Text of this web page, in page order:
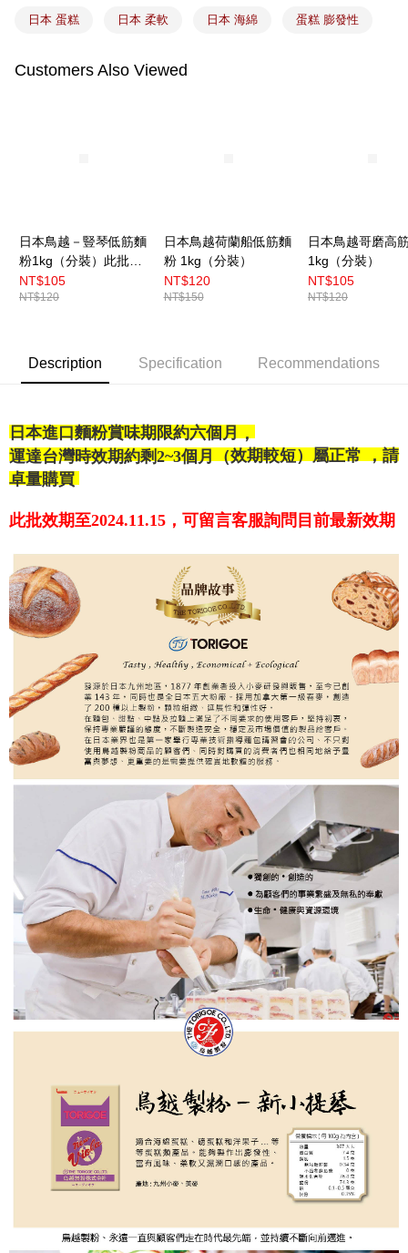
日本 蛋糕 日本 柔軟 日本 海綿 蛋糕 膨發性
Customers Also Viewed
日本鳥越－豎琴低筋麵
粉1kg（分裝）此批效
期至：2026.08.24
NT$105
NT$120
日本鳥越荷蘭船低筋麵
粉 1kg（分裝）
NT$120
NT$150
日本鳥越哥磨高
1kg（分裝）
NT$105
NT$120
Description Specification Recommendations
日本進口麵粉賞味期限約六個月
，
運達台灣時效期約剩2~3個月（效期較短） 屬正常
，請
卓量購買
此批效期至2024.11.15，可留言客服詢問目前最新效期